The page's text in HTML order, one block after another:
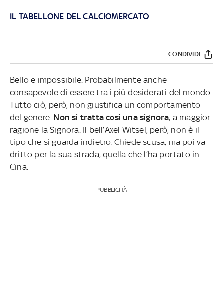
IL TABELLONE DEL CALCIOMERCATO
CONDIVIDI
Bello e impossibile. Probabilmente anche
consapevole di essere tra i più desiderati del mondo.
Tutto ciò, però, non giustifica un comportamento
del genere. Non si tratta così una signora, a maggior
ragione la Signora. Il bell’Axel Witsel, però, non è il
tipo che si guarda indietro. Chiede scusa, ma poi va
dritto per la sua strada, quella che l’ha portato in
Cina.
PUBBLICITÀ